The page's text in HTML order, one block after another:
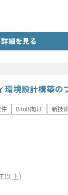
詳細を見る
環境設計構築
BtoB向け 新技
以上)